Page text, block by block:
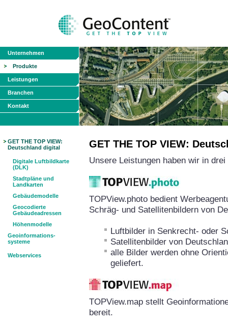
Unternehmen
Produkte
Leistungen
Branchen
Kontakt
GET THE TOP VIEW:
Deutschland digital
Digitale Luftbildkarte
(DLK)
Stadtpläne und
Landkarten
Gebäudemodelle
Geocodierte
Gebäudeadressen
Höhenmodelle
Geoinformations-
systeme
Webservices
GET THE TOP VIEW:
Unsere Leistungen haben wir in
TOPView.photo bedient
Schräg- und Satellitenbildern von
Luftbilder in Senkrecht- oder
Satellitenbilder von
alle Bilder werden ohne
geliefert.
TOPView.map stellt
bereit.